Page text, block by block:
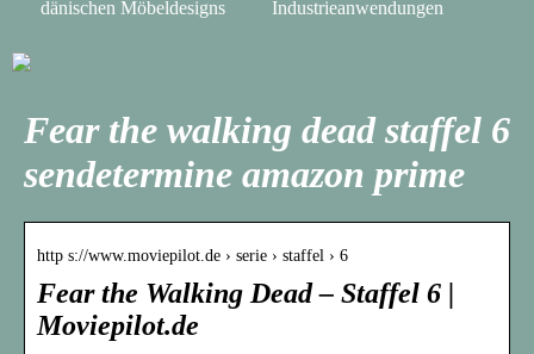
dänischen Möbeldesigns
Industrieanwendungen
Fear the walking dead staffel 6
sendetermine amazon prime
http s://www.moviepilot.de › serie › staffel › 6
Fear the Walking Dead – Staffel 6 |
Moviepilot.de